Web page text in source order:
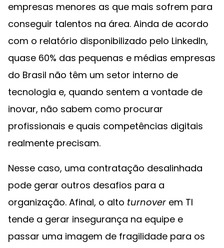
empresas menores as que mais sofrem para
conseguir talentos na área. Ainda de acordo
com o relatório disponibilizado pelo LinkedIn,
quase 60% das pequenas e médias empresas
do Brasil não têm um setor interno de
tecnologia e, quando sentem a vontade de
inovar, não sabem como procurar
profissionais e quais competências digitais
realmente precisam.
Nesse caso, uma contratação desalinhada
pode gerar outros desafios para a
organização. Afinal, o alto turnover em TI
tende a gerar insegurança na equipe e
passar uma imagem de fragilidade para os